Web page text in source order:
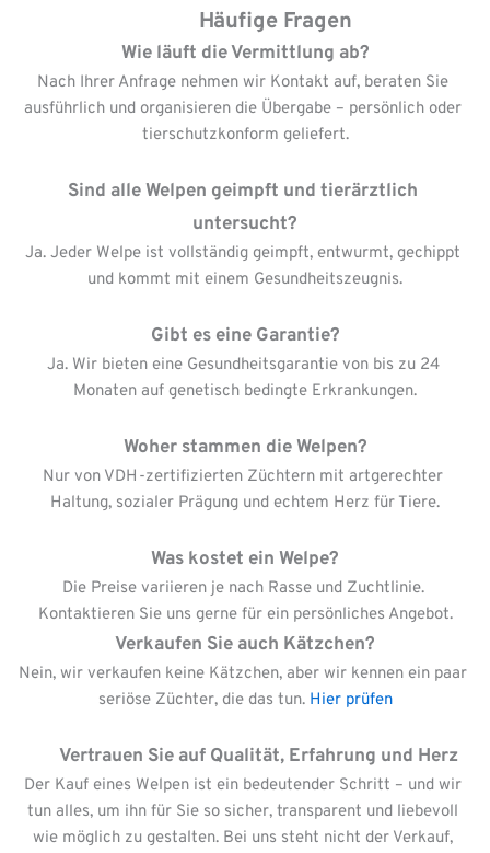
           Häufige Fragen
Wie läuft die Vermittlung ab?
Nach Ihrer Anfrage nehmen wir Kontakt auf, beraten Sie
ausführlich und organisieren die Übergabe – persönlich oder
tierschutzkonform geliefert.
Sind alle Welpen geimpft und tierärztlich
untersucht?
Ja. Jeder Welpe ist vollständig geimpft, entwurmt, gechippt
und kommt mit einem Gesundheitszeugnis.
Gibt es eine Garantie?
Ja. Wir bieten eine Gesundheitsgarantie von bis zu 24
Monaten auf genetisch bedingte Erkrankungen.
Woher stammen die Welpen?
Nur von VDH-zertifizierten Züchtern mit artgerechter
Haltung, sozialer Prägung und echtem Herz für Tiere.
Was kostet ein Welpe?
Die Preise variieren je nach Rasse und Zuchtlinie.
Kontaktieren Sie uns gerne für ein persönliches Angebot.
Verkaufen Sie auch Kätzchen?
Nein, wir verkaufen keine Kätzchen, aber wir kennen ein paar
seriöse Züchter, die das tun. Hier prüfen
      Vertrauen Sie auf Qualität, Erfahrung und Herz
Der Kauf eines Welpen ist ein bedeutender Schritt – und wir
tun alles, um ihn für Sie so sicher, transparent und liebevoll
wie möglich zu gestalten. Bei uns steht nicht der Verkauf,